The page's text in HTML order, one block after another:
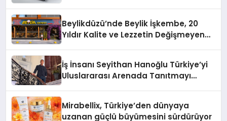
Beylikdüzü’nde Beylik İşkembe, 20
Yıldır Kalite ve Lezzetin Değişmeyen
İş İnsanı Seyithan Hanoğlu Türkiye’yi
Uluslararası Arenada Tanıtmayı
Mirabellix, Türkiye’den dünyaya
uzanan güçlü büyümesini sürdürüyor